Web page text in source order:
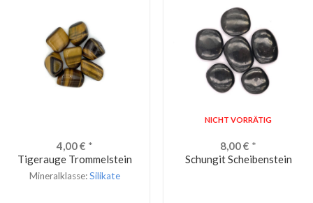
4,00€ *
Tigerauge Trommelstein
Mineralklasse:Silikate
NICHT VORRÄTIG
8,00€ *
Schungit Scheibenstein